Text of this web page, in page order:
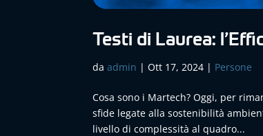
Testi di Laurea:
daadmin |Ott 17, 2024 | Persone
Cosa sono i Martech? Oggi, per
sfide legate alla sostenibilità
livello di complessità al quadro...